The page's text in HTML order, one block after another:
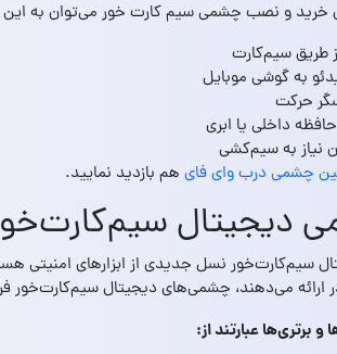
خرید و نصب چشمی سیم کارت خور می‌توان به این
طریق سیم‌کارت
به گوشی موبایل
حرکت
داخلی یا ابری
نیاز به سیم‌کشی
چشمی درب وای فای هم بازدید نمایید.
دیجیتال
سیم‌کارت‌خور نسل جدیدی از ابزارهای امنیتی
می‌دهند، چشمی‌های دیجیتال سیم‌کارت‌خور
برتری‌ها عبارتند از: